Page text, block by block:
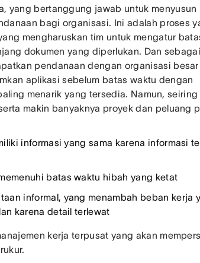
yang bertanggung jawab untuk menyusun
bagi organisasi. Ini adalah proses
mengharuskan tim untuk mengatur
dokumen yang diperlukan. Dan
pendanaan dengan organisasi besar
aplikasi sebelum batas waktu dengan
menarik yang tersedia. Namun, seiring
makin banyaknya proyek dan peluang
informasi yang sama karena informasi
batas waktu hibah yang ketat
informal, yang menambah beban kerja
karena detail terlewat
kerja terpusat yang akan